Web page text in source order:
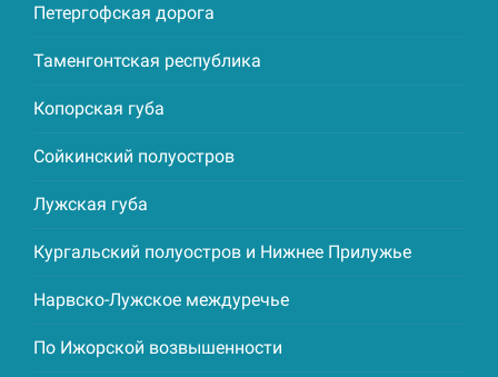
Петергофская дорога
Таменгонтская республика
Копорская губа
Сойкинский полуостров
Лужская губа
Кургальский полуостров и Нижнее Прилужье
Нарвско-Лужское междуречье
По Ижорской возвышенности